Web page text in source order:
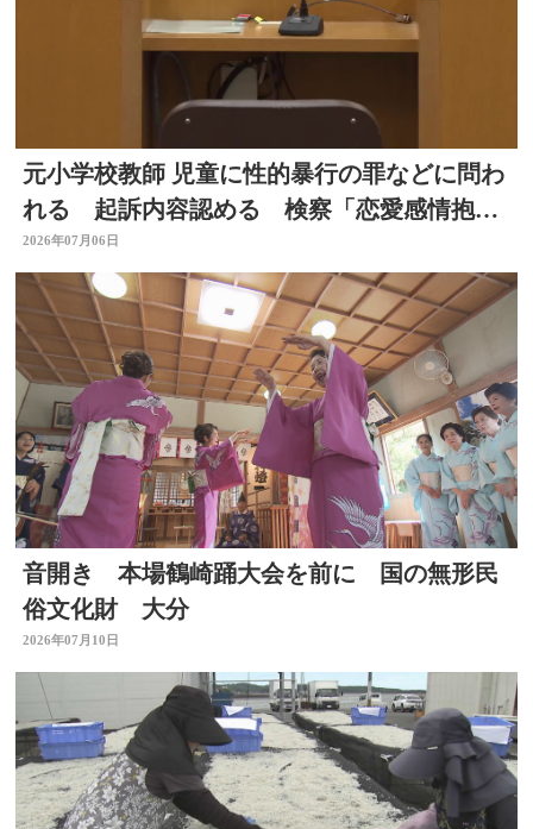
元小学校教師 児童に性的暴行の罪などに問わ
れる 起訴内容認める 検察「恋愛感情抱い
た」大分
2026年07月06日
音開き 本場鶴崎踊大会を前に 国の無形民
俗文化財 大分
2026年07月10日